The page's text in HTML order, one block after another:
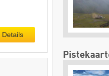
Details